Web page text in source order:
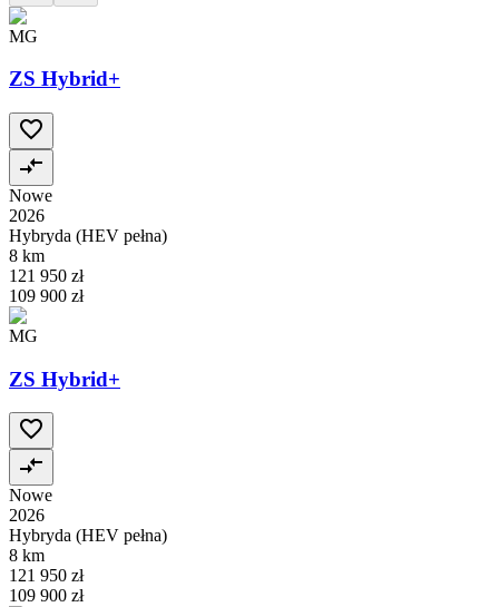
MG
ZS Hybrid+
Nowe
2026
Hybryda (HEV pełna)
8 km
121 950 zł
109 900 zł
MG
ZS Hybrid+
Nowe
2026
Hybryda (HEV pełna)
8 km
121 950 zł
109 900 zł